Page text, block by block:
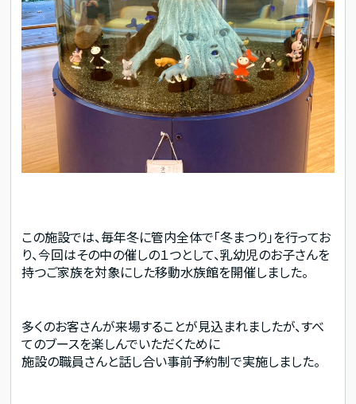
この施設では、毎年冬に管内全体で「冬まつり」を行ってお
り、今回はその中の催しの１つとして、乳幼児のお子さんを
持つご家族を対象にした移動水族館を開催しました。
多くのお客さんが来場することが見込まれましたが、すべ
てのブースを楽しんでいただくために
施設の職員さんと話し合い事前予約制で実施しました。